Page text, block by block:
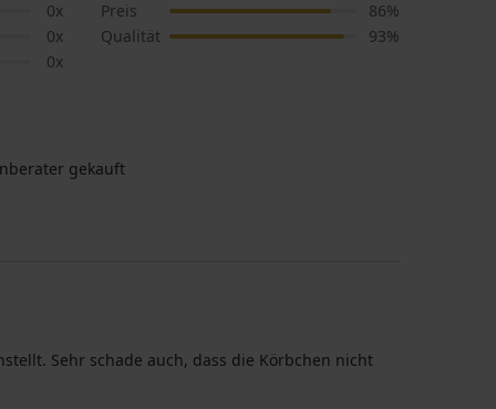
0x
0x
0x
Preis
86%
Qualität
93%
gekauft
Sehr schade auch, dass die Körbchen nicht